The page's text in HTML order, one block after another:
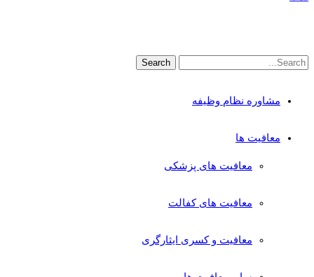
مشاوره نظام وظیفه
معافیت ها
معافیت های پزشکی
معافیت های کفالت
معافیت و کسری ایثارگری